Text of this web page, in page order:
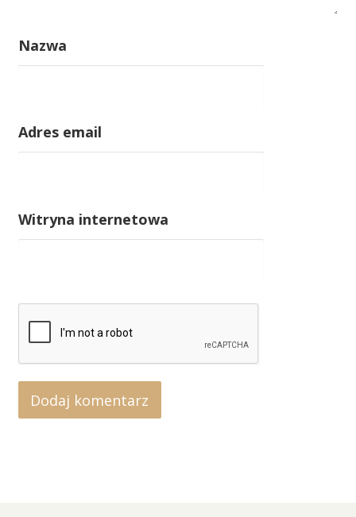
Nazwa
Adres email
Witryna internetowa